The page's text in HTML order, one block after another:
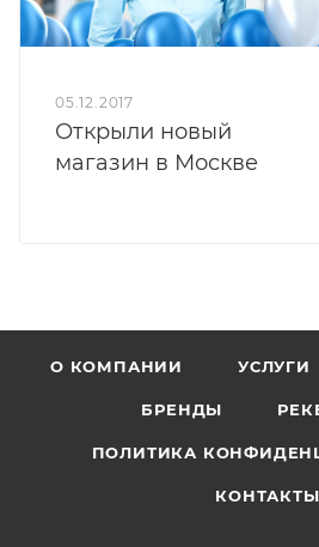
05.12.2017
Открыли новый
магазин в Москве
О КОМПАНИИ УСЛУГИ
БРЕНДЫ
ПОЛИТИКА
КОНТАКТЫ